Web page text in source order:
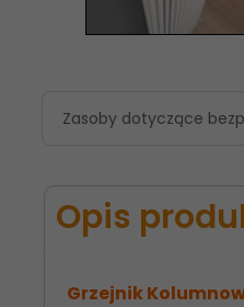
Zasoby dotyczące
Opis
Grzejnik